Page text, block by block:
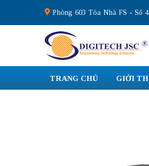
content
Phòng 603 Tòa Nhà FS - Số
TRANG CHỦ GIỚI